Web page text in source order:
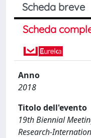
Scheda breve
Scheda
Anno
2018
Titolo dell'evento
19th Biennial
Research-